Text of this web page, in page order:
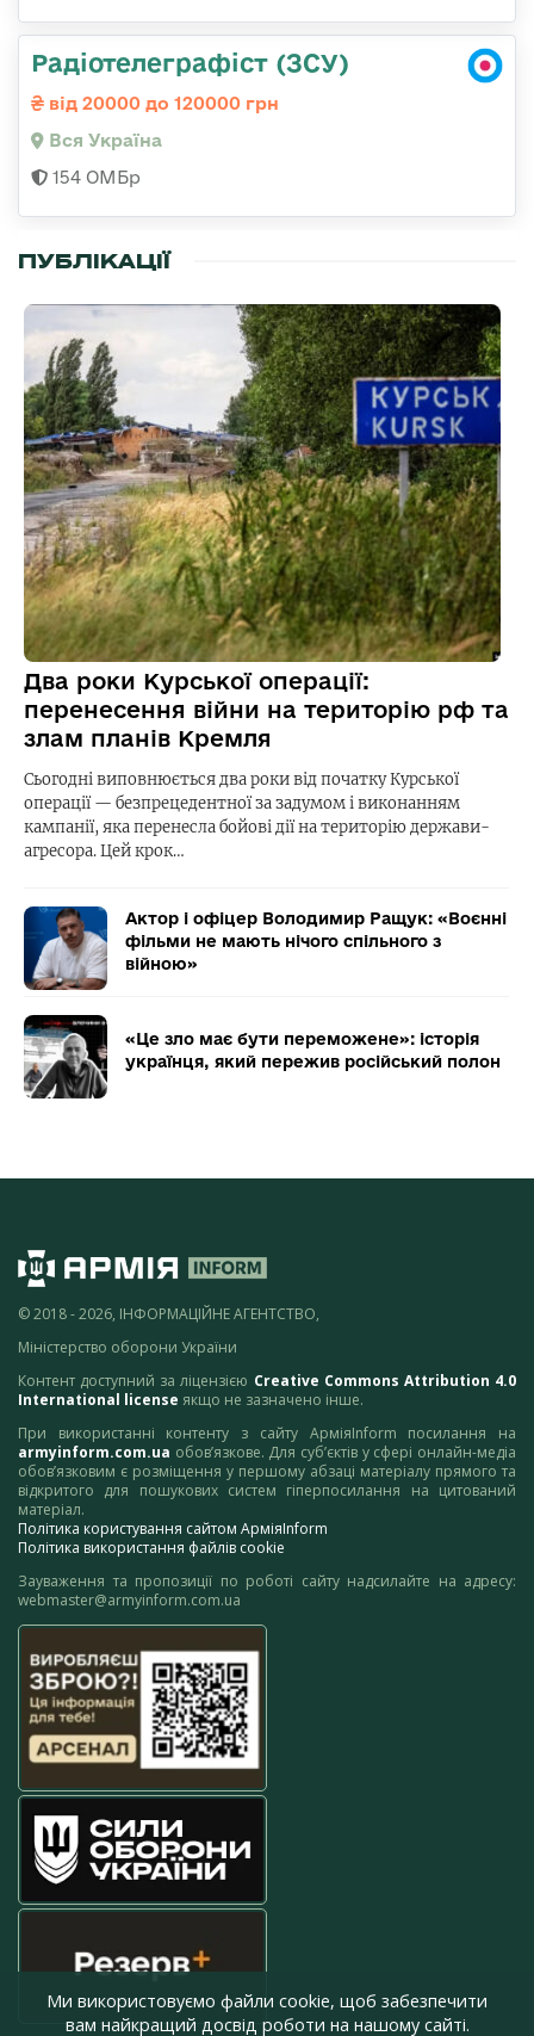
Радіотелеграфіст (ЗСУ)
від 20000 до 120000 грн
Вся Україна
154 ОМБр
ПУБЛІКАЦІЇ
Два роки Курської операції:
перенесення війни на територію рф та
злам планів Кремля
Сьогодні виповнюється два роки від початку Курської
операції — безпрецедентної за задумом і виконанням
кампанії, яка перенесла бойові дії на територію держави-
агресора. Цей крок…
Актор і офіцер Володимир Ращук: «Воєнні
фільми не мають нічого спільного з
війною»
«Це зло має бути переможене»: історія
українця, який пережив російський полон
© 2018 - 2026, ІНФОРМАЦІЙНЕ АГЕНТСТВО,
Міністерство оборони України
Контент доступний за ліцензією Creative Commons Attribution 4.0
International license якщо не зазначено інше.
При використанні контенту з сайту АрміяInform посилання на
armyinform.com.ua обов’язкове. Для суб’єктів у сфері онлайн-медіа
обов’язковим є розміщення у першому абзаці матеріалу прямого та
відкритого для пошукових систем гіперпосилання на цитований
матеріал.
Політика користування сайтом АрміяInform
Політика використання файлів cookie
Зауваження та пропозиції по роботі сайту надсилайте на адресу:
webmaster@armyinform.com.ua
Ми використовуємо файли cookie, щоб забезпечити
вам найкращий досвід роботи на нашому сайті.